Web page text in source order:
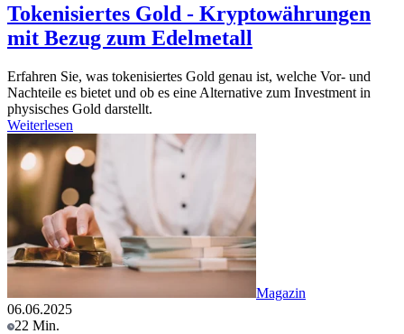
Tokenisiertes Gold - Kryptowährungen
mit Bezug zum Edelmetall
Erfahren Sie, was tokenisiertes Gold genau ist, welche Vor- und
Nachteile es bietet und ob es eine Alternative zum Investment in
physisches Gold darstellt.
Weiterlesen
Magazin
06.06.2025
22 Min.